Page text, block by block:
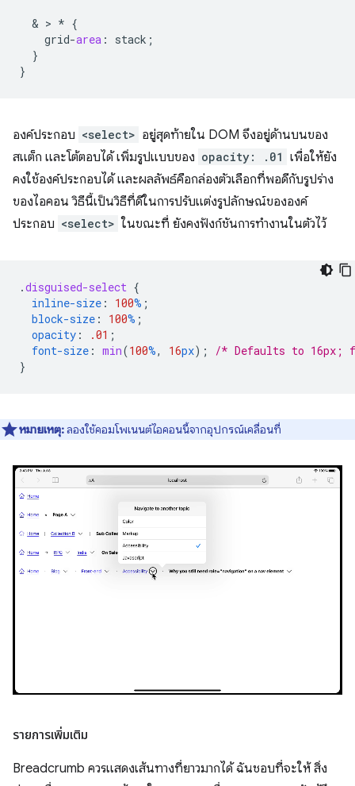
  & >
* {
grid-area : stack ;
}
}
องค์ประกอบ <select> อยู่สุดท้ายใน DOM จึงอยู่ด้านบนของ
สแต็ก และโต้ตอบได้ เพิ่มรูปแบบของ opacity: .01 เพื่อให้ยัง
คงใช้องค์ประกอบได้ และผลลัพธ์คือกล่องตัวเลือกที่พอดีกับรูปร่าง
ของไอคอน วิธีนี้เป็นวิธีที่ดีในการปรับแต่งรูปลักษณ์ขององค์
ประกอบ <select> ในขณะที่ ยังคงฟังก์ชันการทำงานในตัวไว้
.disguised-select {
inline-size : 100% ;
block-size : 100% ;
opacity : .01 ;
font-size : min(100%, 16px);
/* Defaults to 16px;
}
หมายเหตุ:ลองใช้คอมโพเนนต์ไอคอนนี้จากอุปกรณ์เคลื่อนที่
รายการเพิ่มเติม
Breadcrumb ควรแสดงเส้นทางที่ยาวมากได้ ฉันชอบที่จะให้ สิ่ง